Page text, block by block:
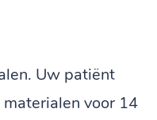
Uw patiënt
voor 14